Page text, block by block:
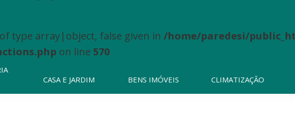
type array|object, false given in /home/paredesi/
on line 570
CASA E JARDIM BENS IMÓVEIS CLIMATIZAÇÃO